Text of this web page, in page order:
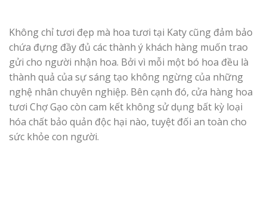
Không chỉ tươi đẹp mà hoa tươi tại Katy cũng đảm bảo
chứa đựng đầy đủ các thành ý khách hàng muốn trao
gửi cho người nhận hoa. Bởi vì mỗi một bó hoa đều là
thành quả của sự sáng tạo không ngừng của những
nghệ nhân chuyên nghiệp. Bên cạnh đó, cửa hàng hoa
tươi Chợ Gạo còn cam kết không sử dụng bất kỳ loại
hóa chất bảo quản độc hại nào, tuyệt đối an toàn cho
sức khỏe con người.